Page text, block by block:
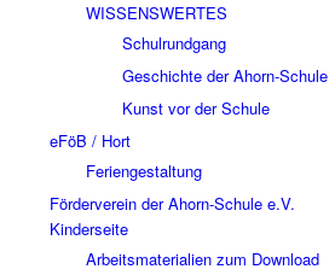
WISSENSWERTES
Schulrundgang
Geschichte der Ahorn-Schule
Kunst vor der Schule
eFöB / Hort
Feriengestaltung
Förderverein der Ahorn-Schule e.V.
Kinderseite
Arbeitsmaterialien zum Download